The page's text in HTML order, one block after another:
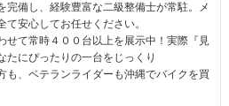
完備し、経験豊富な二級整備士が常駐。メ
安心してお任せください。
せて常時４００台以上を展示中！実際『見
たにぴったりの一台をじっくり
も、ベテランライダーも沖縄でバイクを買